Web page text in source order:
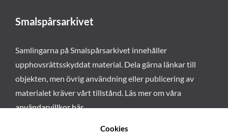
Smalspårsarkivet
Samlingarna på Smalspårsarkivet innehåller
upphovsrättsskyddat material. Dela gärna länkar till
objekten, men övrig användning eller publicering av
materialet kräver vårt tillstånd. Läs mer om våra
användarvillkor här.
Cookies